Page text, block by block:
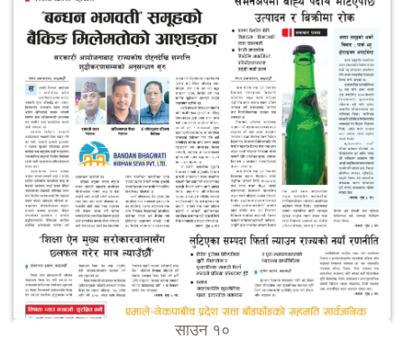
साउन १०